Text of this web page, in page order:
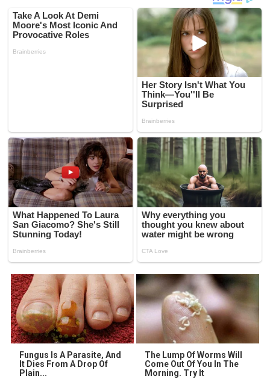
Fungus Is A Parasite, And
It Dies From A Drop Of
Plain...
The Lump Of Worms Will
Come Out Of You In The
Morning. Try It